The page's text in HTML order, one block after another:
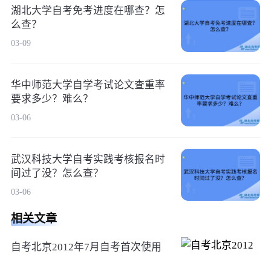
湖北大学自考免考进度在哪查？怎
么查？
03-09
华中师范大学自学考试论文查重率
要求多少？难么？
03-06
武汉科技大学自考实践考核报名时
间过了没？怎么查？
03-06
相关文章
自考北京2012年7月自考首次使用